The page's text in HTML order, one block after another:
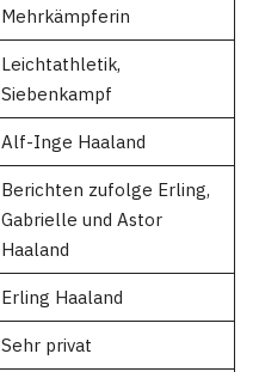
Mehrkämpferin
Leichtathletik,
Siebenkampf
Alf-Inge Haaland
Berichten zufolge Erling,
Gabrielle und Astor
Haaland
Erling Haaland
Sehr privat